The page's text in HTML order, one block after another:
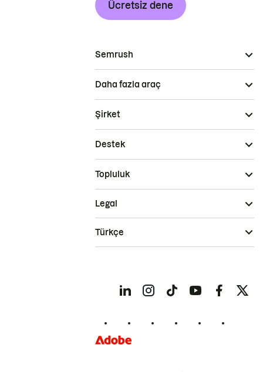
Ücretsiz dene
Semrush
Daha fazla araç
Şirket
Destek
Topluluk
Legal
Türkçe